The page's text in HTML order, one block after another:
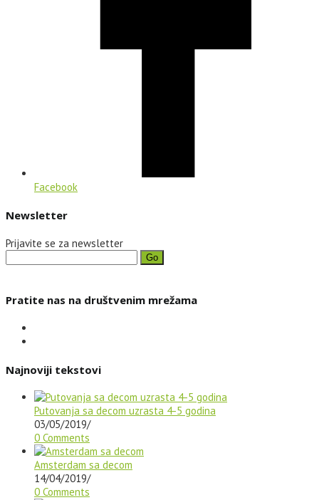
Facebook
Newsletter
Prijavite se za newsletter
Go
Pratite nas na društvenim mrežama
Najnoviji tekstovi
Putovanja sa decom uzrasta 4-5 godina
03/05/2019/
0 Comments
Amsterdam sa decom
14/04/2019/
0 Comments